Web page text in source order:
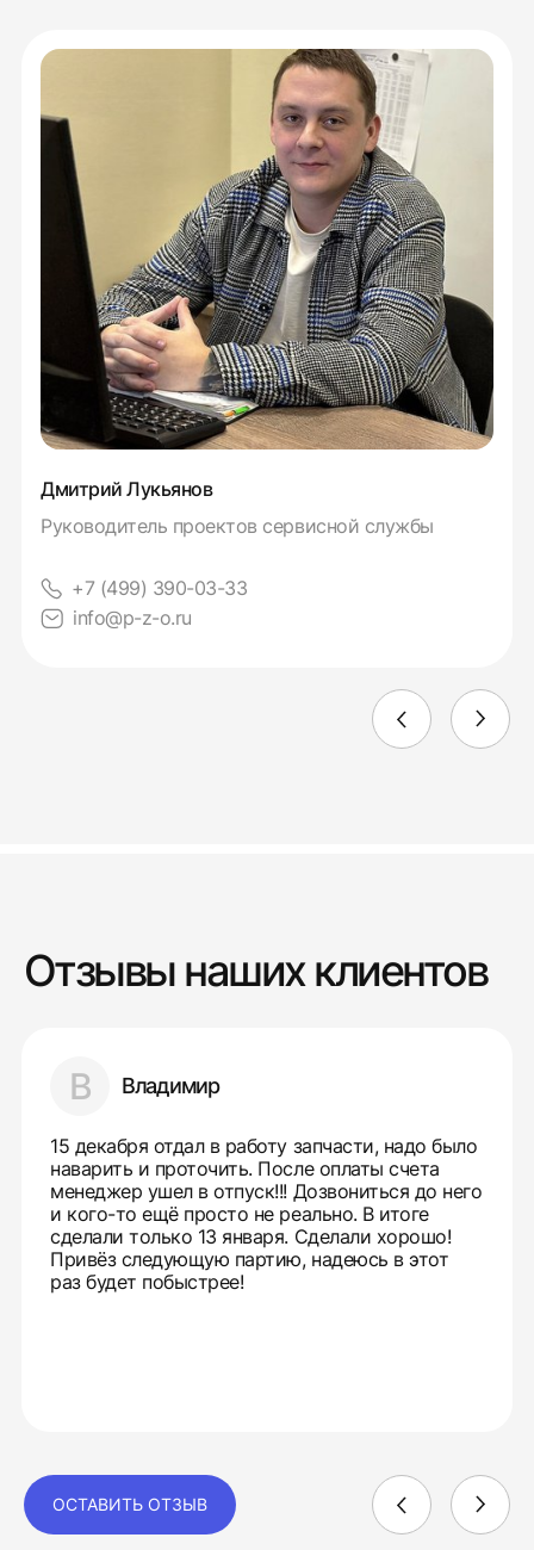
Дмитрий Лукьянов
Руководитель проектов сервисной службы
+7 (499) 390-03-33
info@p-z-o.ru
Отзывы наших клиентов
В Владимир
15 декабря отдал в работу запчасти, надо было
наварить и проточить. После оплаты счета
менеджер ушел в отпуск!!! Дозвониться до него
и кого-то ещё просто не реально. В итоге
сделали только 13 января. Сделали хорошо!
Привёз следующую партию, надеюсь в этот
раз будет побыстрее!
ОСТАВИТЬ ОТЗЫВ